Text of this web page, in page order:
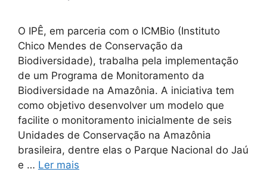
O IPÊ, em parceria com o ICMBio (Instituto
Chico Mendes de Conservação da
Biodiversidade), trabalha pela implementação
de um Programa de Monitoramento da
Biodiversidade na Amazônia. A iniciativa tem
como objetivo desenvolver um modelo que
facilite o monitoramento inicialmente de seis
Unidades de Conservação na Amazônia
brasileira, dentre elas o Parque Nacional do Jaú
e … Ler mais